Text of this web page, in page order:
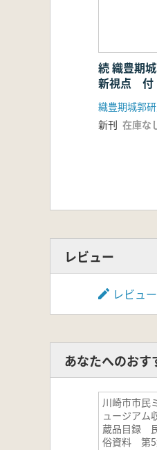
続 織豊期
新視点 付
資料集成4
織豊期城郭
新刊 在庫な
レビュー
レビュ
あなたへのおす
川崎市市民
ュージアム
蔵品目録
俗資料 第